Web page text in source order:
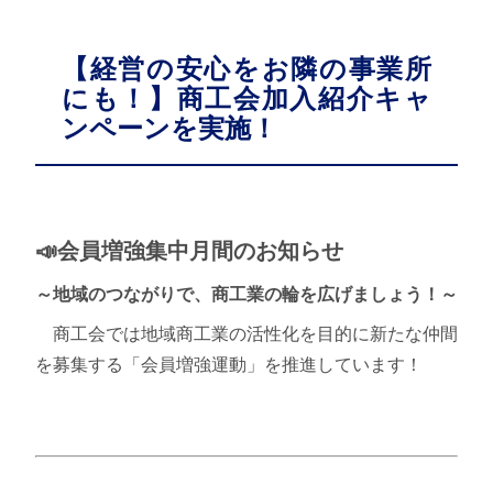
【経営の安心をお隣の事業所
にも！】商工会加入紹介キャ
ンペーンを実施！
📣会員増強集中月間のお知らせ
～地域のつながりで、商工業の輪を広げましょう！～
商工会では地域商工業の活性化を目的に新たな仲間
を募集する「会員増強運動」を推進しています！